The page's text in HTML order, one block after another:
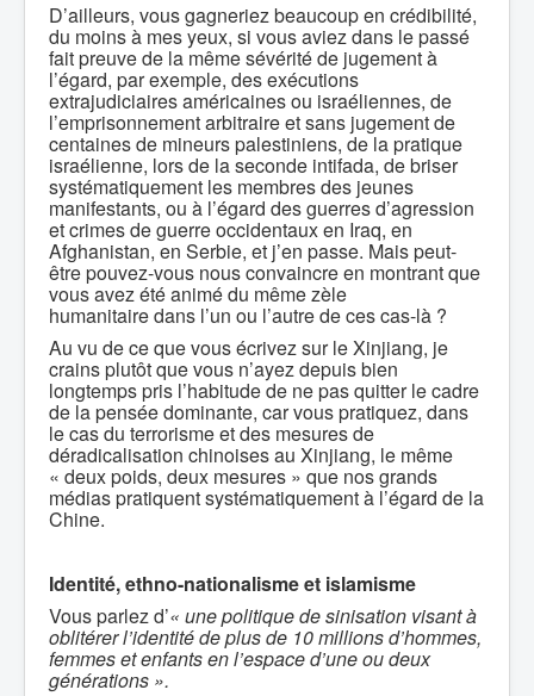
D’ailleurs, vous gagneriez beaucoup en crédibilité,
du moins à mes yeux, si vous aviez dans le passé
fait preuve de la même sévérité de jugement à
l’égard, par exemple, des exécutions
extrajudiciaires américaines ou israéliennes, de
l’emprisonnement arbitraire et sans jugement de
centaines de mineurs palestiniens, de la pratique
israélienne, lors de la seconde intifada, de briser
systématiquement les membres des jeunes
manifestants, ou à l’égard des guerres d’agression
et crimes de guerre occidentaux en Iraq, en
Afghanistan, en Serbie, et j’en passe. Mais peut-
être pouvez-vous nous convaincre en montrant que
vous avez été animé du même zèle
humanitaire dans l’un ou l’autre de ces cas-là ?
Au vu de ce que vous écrivez sur le Xinjiang, je
crains plutôt que vous n’ayez depuis bien
longtemps pris l’habitude de ne pas quitter le cadre
de la pensée dominante, car vous pratiquez, dans
le cas du terrorisme et des mesures de
déradicalisation chinoises au Xinjiang, le même
« deux poids, deux mesures » que nos grands
médias pratiquent systématiquement à l’égard de la
Chine.
Identité, ethno-nationalisme et islamisme
Vous parlez d’« une politique de sinisation visant à
oblitérer l’identité de plus de 10 millions d’hommes,
femmes et enfants en l’espace d’une ou deux
générations ».